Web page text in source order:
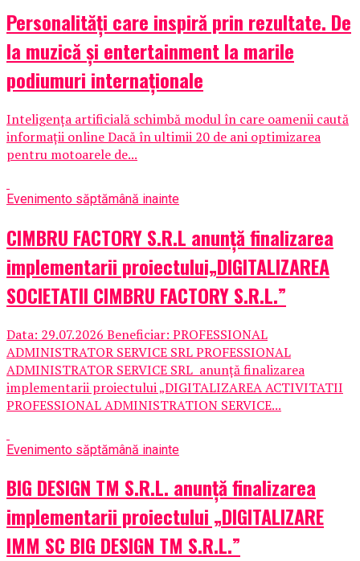
Personalități care inspiră prin rezultate. De
la muzică și entertainment la marile
podiumuri internaționale
Inteligența artificială schimbă modul în care oamenii caută
informații online Dacă în ultimii 20 de ani optimizarea
pentru motoarele de...
Evenimento săptămână inainte
CIMBRU FACTORY S.R.L anunţă finalizarea
implementarii proiectului„DIGITALIZAREA
SOCIETATII CIMBRU FACTORY S.R.L.”
Data: 29.07.2026 Beneficiar: PROFESSIONAL
ADMINISTRATOR SERVICE SRL PROFESSIONAL
ADMINISTRATOR SERVICE SRL anunţă finalizarea
implementarii proiectului „DIGITALIZAREA ACTIVITATII
PROFESSIONAL ADMINISTRATION SERVICE...
Evenimento săptămână inainte
BIG DESIGN TM S.R.L. anunţă finalizarea
implementarii proiectului „DIGITALIZARE
IMM SC BIG DESIGN TM S.R.L.”